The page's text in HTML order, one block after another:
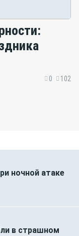
0 102
ночной атаке
в страшном